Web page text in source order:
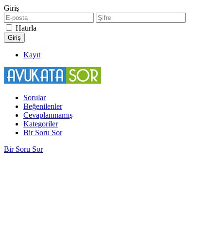
Giriş
Hatırla
Kayıt
Sorular
Beğenilenler
Cevaplanmamış
Kategoriler
Bir Soru Sor
Bir Soru Sor